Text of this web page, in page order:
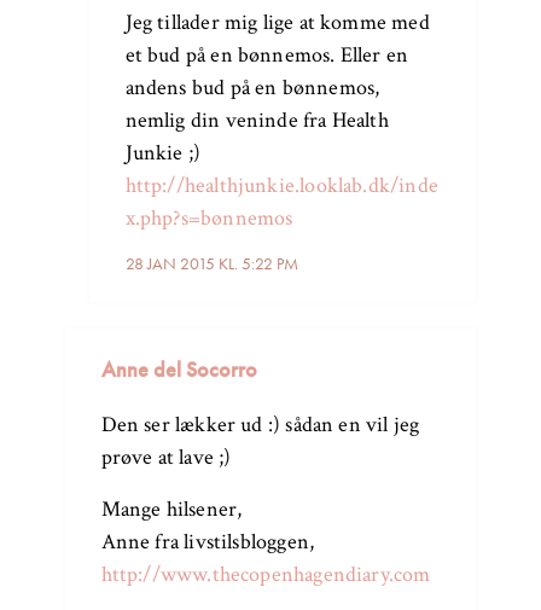
28 JAN 2015 KL. 5:22 PM
Jeg tillader mig lige at komme med
et bud på en bønnemos. Eller en
andens bud på en bønnemos,
nemlig din veninde fra Health
Junkie ;)
http://healthjunkie.looklab.dk/inde
x.php?s=bønnemos
Anne del Socorro
Den ser lækker ud :) sådan en vil jeg
prøve at lave ;)
Mange hilsener,
Anne fra livstilsbloggen,
http://www.thecopenhagendiary.com